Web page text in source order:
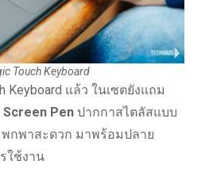
Touch Keyboard
Keyboard แล้ว ในเซตยังแถม
Screen Penปากกาสไตลัสแบบ
กพาสะดวก มาพร้อมปลาย
ใช้งาน